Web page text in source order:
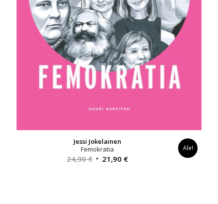
Jessi Jokelainen
Femokratia
24,90€ Alkuperäinen
21,90 €Nykyinen
Ale!